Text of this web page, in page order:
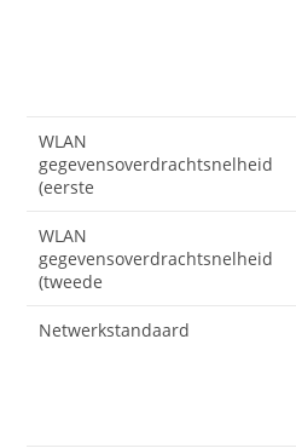
WLAN
gegevensoverdrachtsnelheid
(eerste
WLAN
gegevensoverdrachtsnelheid
(tweede
Netwerkstandaard